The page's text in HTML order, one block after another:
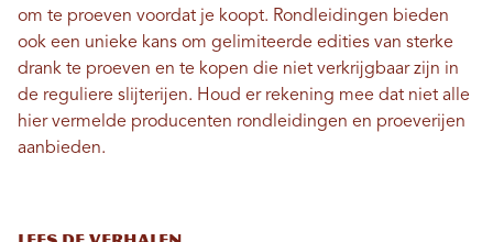
om te proeven voordat je koopt. Rondleidingen bieden
ook een unieke kans om gelimiteerde edities van sterke
drank te proeven en te kopen die niet verkrijgbaar zijn in
de reguliere slijterijen. Houd er rekening mee dat niet alle
hier vermelde producenten rondleidingen en proeverijen
aanbieden.